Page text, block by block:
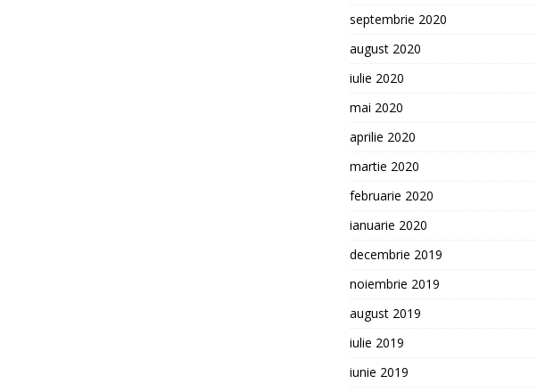
septembrie 2020
august 2020
iulie 2020
mai 2020
aprilie 2020
martie 2020
februarie 2020
ianuarie 2020
decembrie 2019
noiembrie 2019
august 2019
iulie 2019
iunie 2019